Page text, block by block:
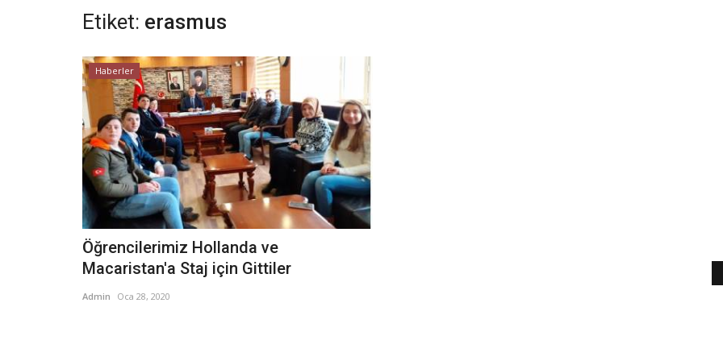
Etiket: erasmus
Haberler
Öğrencilerimiz Hollanda ve
Macaristan'a Staj için Gittiler
Admin Oca 28, 2020